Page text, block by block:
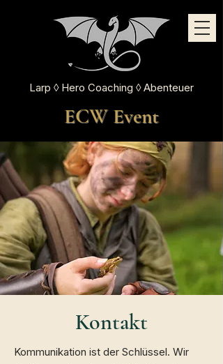
Larp ◊ Hero Coaching ◊ Abenteuer
ECW Event
Kontakt
Kommunikation ist der Schlüssel. Wir